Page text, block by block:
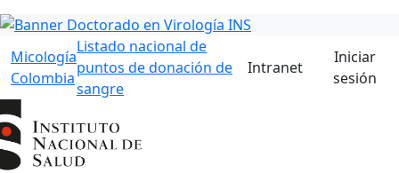
Micología
Colombia
Listado nacional de
puntos de donación de
sangre
Intranet
Iniciar
sesión